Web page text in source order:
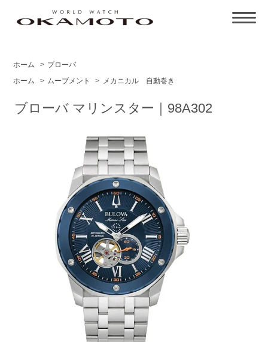
ホーム > ブローバ
ホーム
> ムーブメント > メカニカル 自動巻き
ブローバ マリンスター｜98A302